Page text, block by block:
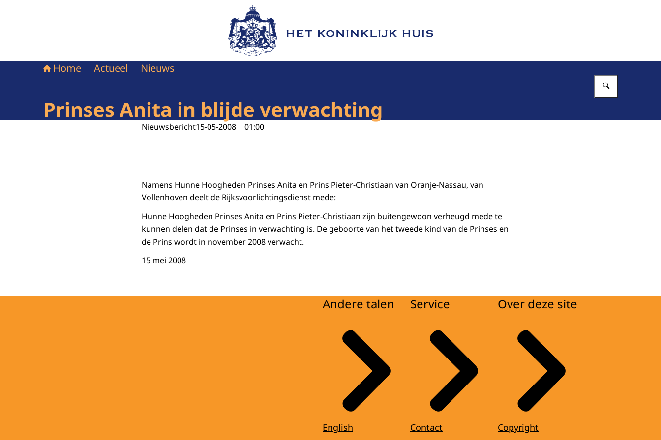
Naar de homepage van Het Koninklijk Huis
Home Actueel Nieuws
Prinses Anita in blijde verwachting
Nieuwsbericht15-05-2008 | 01:00
Namens Hunne Hoogheden Prinses Anita en Prins Pieter-Christiaan van Oranje-Nassau, van
Vollenhoven deelt de Rijksvoorlichtingsdienst mede:
Hunne Hoogheden Prinses Anita en Prins Pieter-Christiaan zijn buitengewoon verheugd mede te
kunnen delen dat de Prinses in verwachting is. De geboorte van het tweede kind van de Prinses en
de Prins wordt in november 2008 verwacht.
15 mei 2008
Andere talen
English
Service
Contact
Over deze site
Copyright